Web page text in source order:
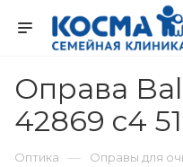
Оправа
42869 c4
Оптика — Оправы для